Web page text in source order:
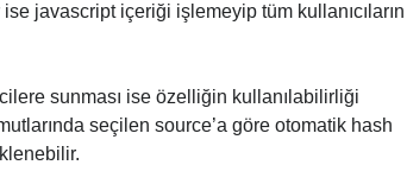
javascript içeriği işlemeyip tüm kullanıcıların
sunması ise özelliğin kullanılabilirliği
seçilen source’a göre otomatik hash